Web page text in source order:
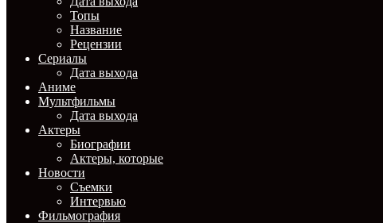
Топы
Название
Рецензии
Сериалы
Дата выхода
Аниме
Мультфильмы
Дата выхода
Актеры
Биографии
Актеры, которые
Новости
Съемки
Интервью
Фильмография